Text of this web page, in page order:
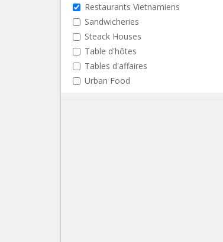
Restaurants Vietnamiens
Sandwicheries
Steack Houses
Table d'hôtes
Tables d'affaires
Urban Food